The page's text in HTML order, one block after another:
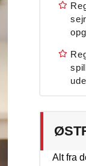
Alt fra